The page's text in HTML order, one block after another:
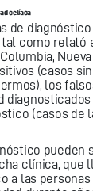
celíaca
de
tal como relató
(casos
los
diagnosticados
(casos de
pueden
clínica, que
a las